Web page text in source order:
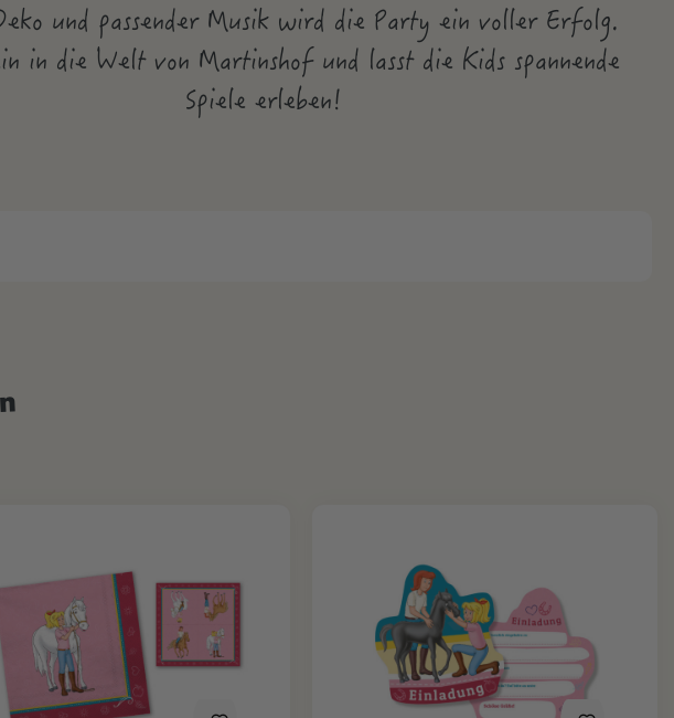
und passender Musik wird die Party ein voller Erfolg.
in die Welt von Martinshof und lasst die Kids spannende
Spiele erleben!